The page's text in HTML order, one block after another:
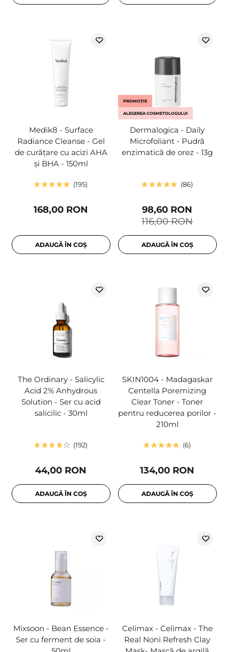
Medik8 - Surface
Radiance Cleanse - Gel
de curățare cu acizi AHA
și BHA - 150ml
195
168,00 RON
ADAUGĂ ÎN COȘ
PROMOȚIE
ALEGEREA COSMETOLOGULUI
Dermalogica - Daily
Microfoliant - Pudră
enzimatică de orez - 13g
86
116,00 RON
98,60 RON
ADAUGĂ ÎN COȘ
The Ordinary - Salicylic
Acid 2% Anhydrous
Solution - Ser cu acid
salicilic - 30ml
192
44,00 RON
ADAUGĂ ÎN COȘ
SKIN1004 - Madagaskar
Centella Poremizing
Clear Toner - Toner
pentru reducerea porilor -
210ml
6
134,00 RON
ADAUGĂ ÎN COȘ
Mixsoon - Bean Essence -
Ser cu ferment de soia -
Celimax - Celimax - The
Real Noni Refresh Clay